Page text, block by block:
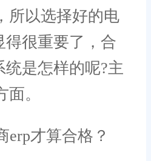
所以选择好的电
得很重要了，合
统是怎样的呢?主
。